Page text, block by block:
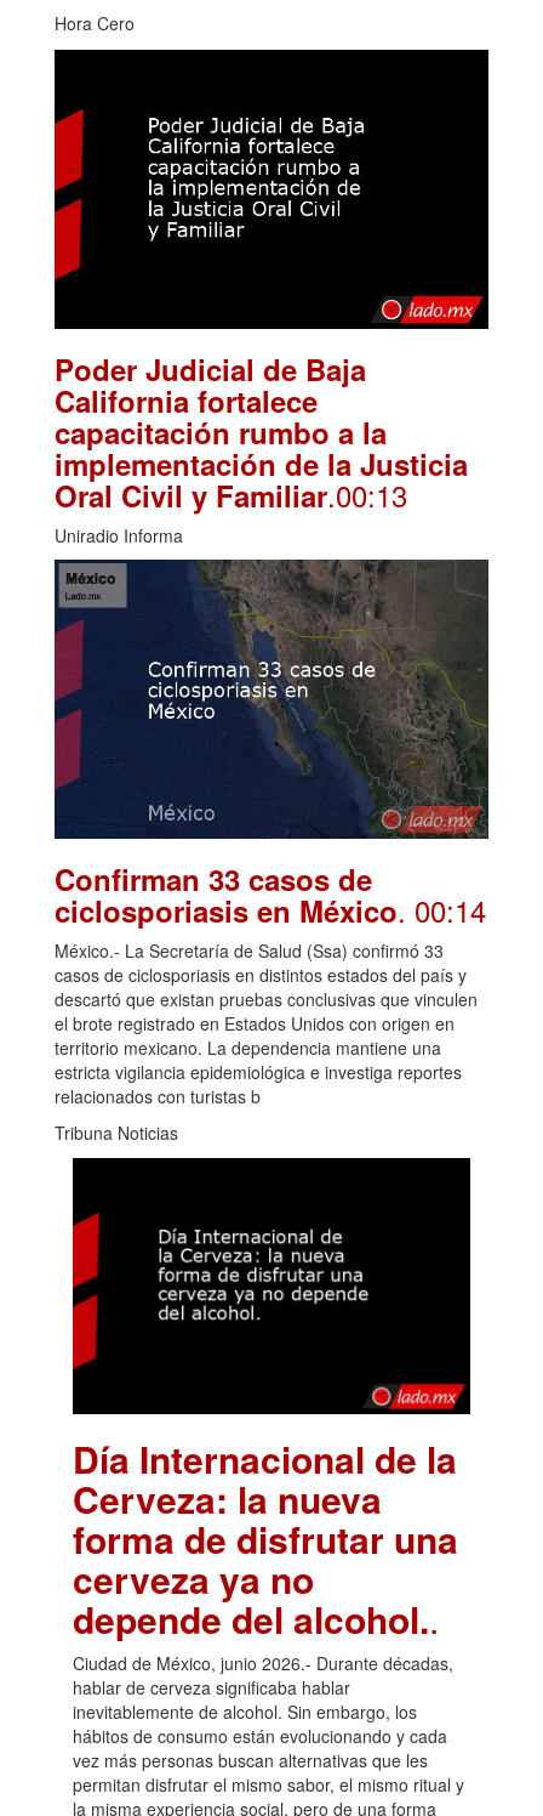
Hora Cero
Poder Judicial de Baja
California fortalece
capacitación rumbo a la
implementación de la Justicia
Oral Civil y Familiar.00:13
Uniradio Informa
Confirman 33 casos de
ciclosporiasis en México. 00:14
México.- La Secretaría de Salud (Ssa) confirmó 33
casos de ciclosporiasis en distintos estados del país y
descartó que existan pruebas conclusivas que vinculen
el brote registrado en Estados Unidos con origen en
territorio mexicano. La dependencia mantiene una
estricta vigilancia epidemiológica e investiga reportes
relacionados con turistas b
Tribuna Noticias
Día Internacional de la
Cerveza: la nueva
forma de disfrutar una
cerveza ya no
depende del alcohol..
Ciudad de México, junio 2026.- Durante décadas,
hablar de cerveza significaba hablar
inevitablemente de alcohol. Sin embargo, los
hábitos de consumo están evolucionando y cada
vez más personas buscan alternativas que les
permitan disfrutar el mismo sabor, el mismo ritual y
la misma experiencia social, pero de una forma